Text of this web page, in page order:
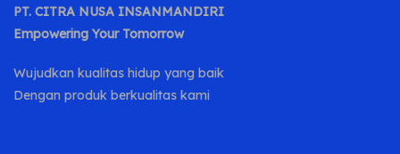
PT. CITRA NUSA INSANMANDIRI
Empowering Your Tomorrow
Wujudkan kualitas hidup yang baik
Dengan produk berkualitas kami